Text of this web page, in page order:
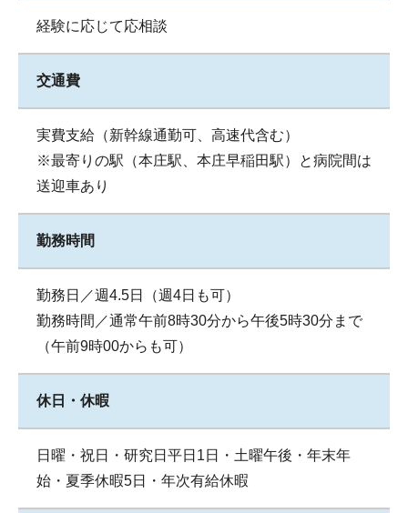
経験に応じて応相談
交通費
実費支給（新幹線通勤可、高速代含む）
※最寄りの駅（本庄駅、本庄早稲田駅）と病院間は
送迎車あり
勤務時間
勤務日／週4.5日（週4日も可）
勤務時間／通常午前8時30分から午後5時30分まで
（午前9時00からも可）
休日・休暇
日曜・祝日・研究日平日1日・土曜午後・年末年
始・夏季休暇5日・年次有給休暇